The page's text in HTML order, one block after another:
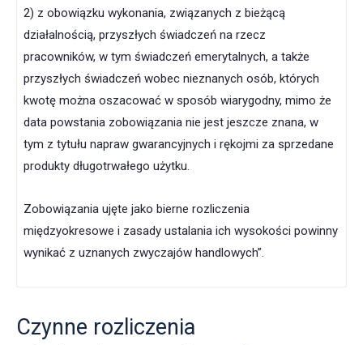
2) z obowiązku wykonania, związanych z bieżącą
działalnością, przyszłych świadczeń na rzecz
pracowników, w tym świadczeń emerytalnych, a także
przyszłych świadczeń wobec nieznanych osób, których
kwotę można oszacować w sposób wiarygodny, mimo że
data powstania zobowiązania nie jest jeszcze znana, w
tym z tytułu napraw gwarancyjnych i rękojmi za sprzedane
produkty długotrwałego użytku.
Zobowiązania ujęte jako bierne rozliczenia
międzyokresowe i zasady ustalania ich wysokości powinny
wynikać z uznanych zwyczajów handlowych”.
Czynne rozliczenia